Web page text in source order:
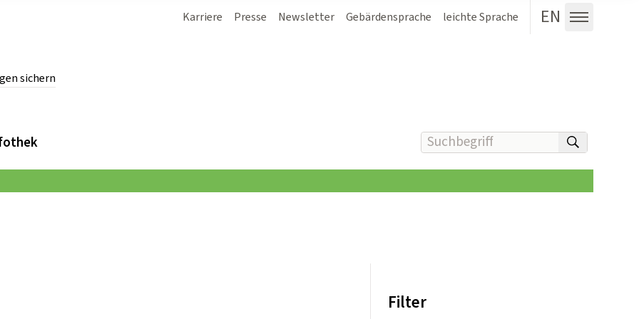
sichern
Karriere Presse Newsletter Gebärdensprache leichte Sprache EN
Menü
Suchbegriff(e) eingeben
Filter